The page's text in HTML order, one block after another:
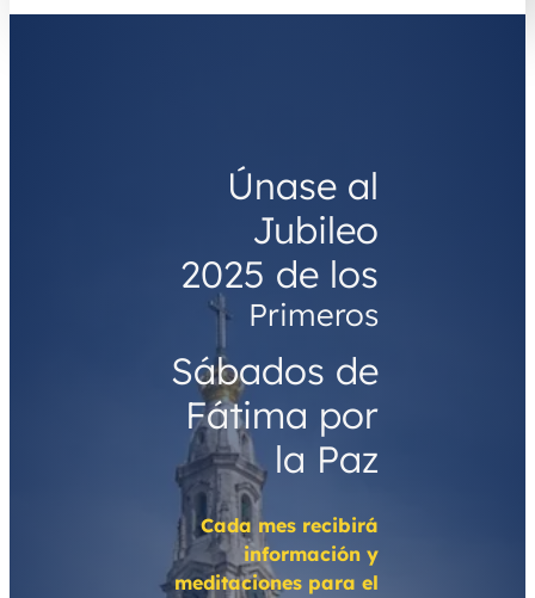
Únase al
Jubileo
2025 de los
Primeros
Sábados de
Fátima por
la Paz
Cada mes recibirá
información y
meditaciones para el